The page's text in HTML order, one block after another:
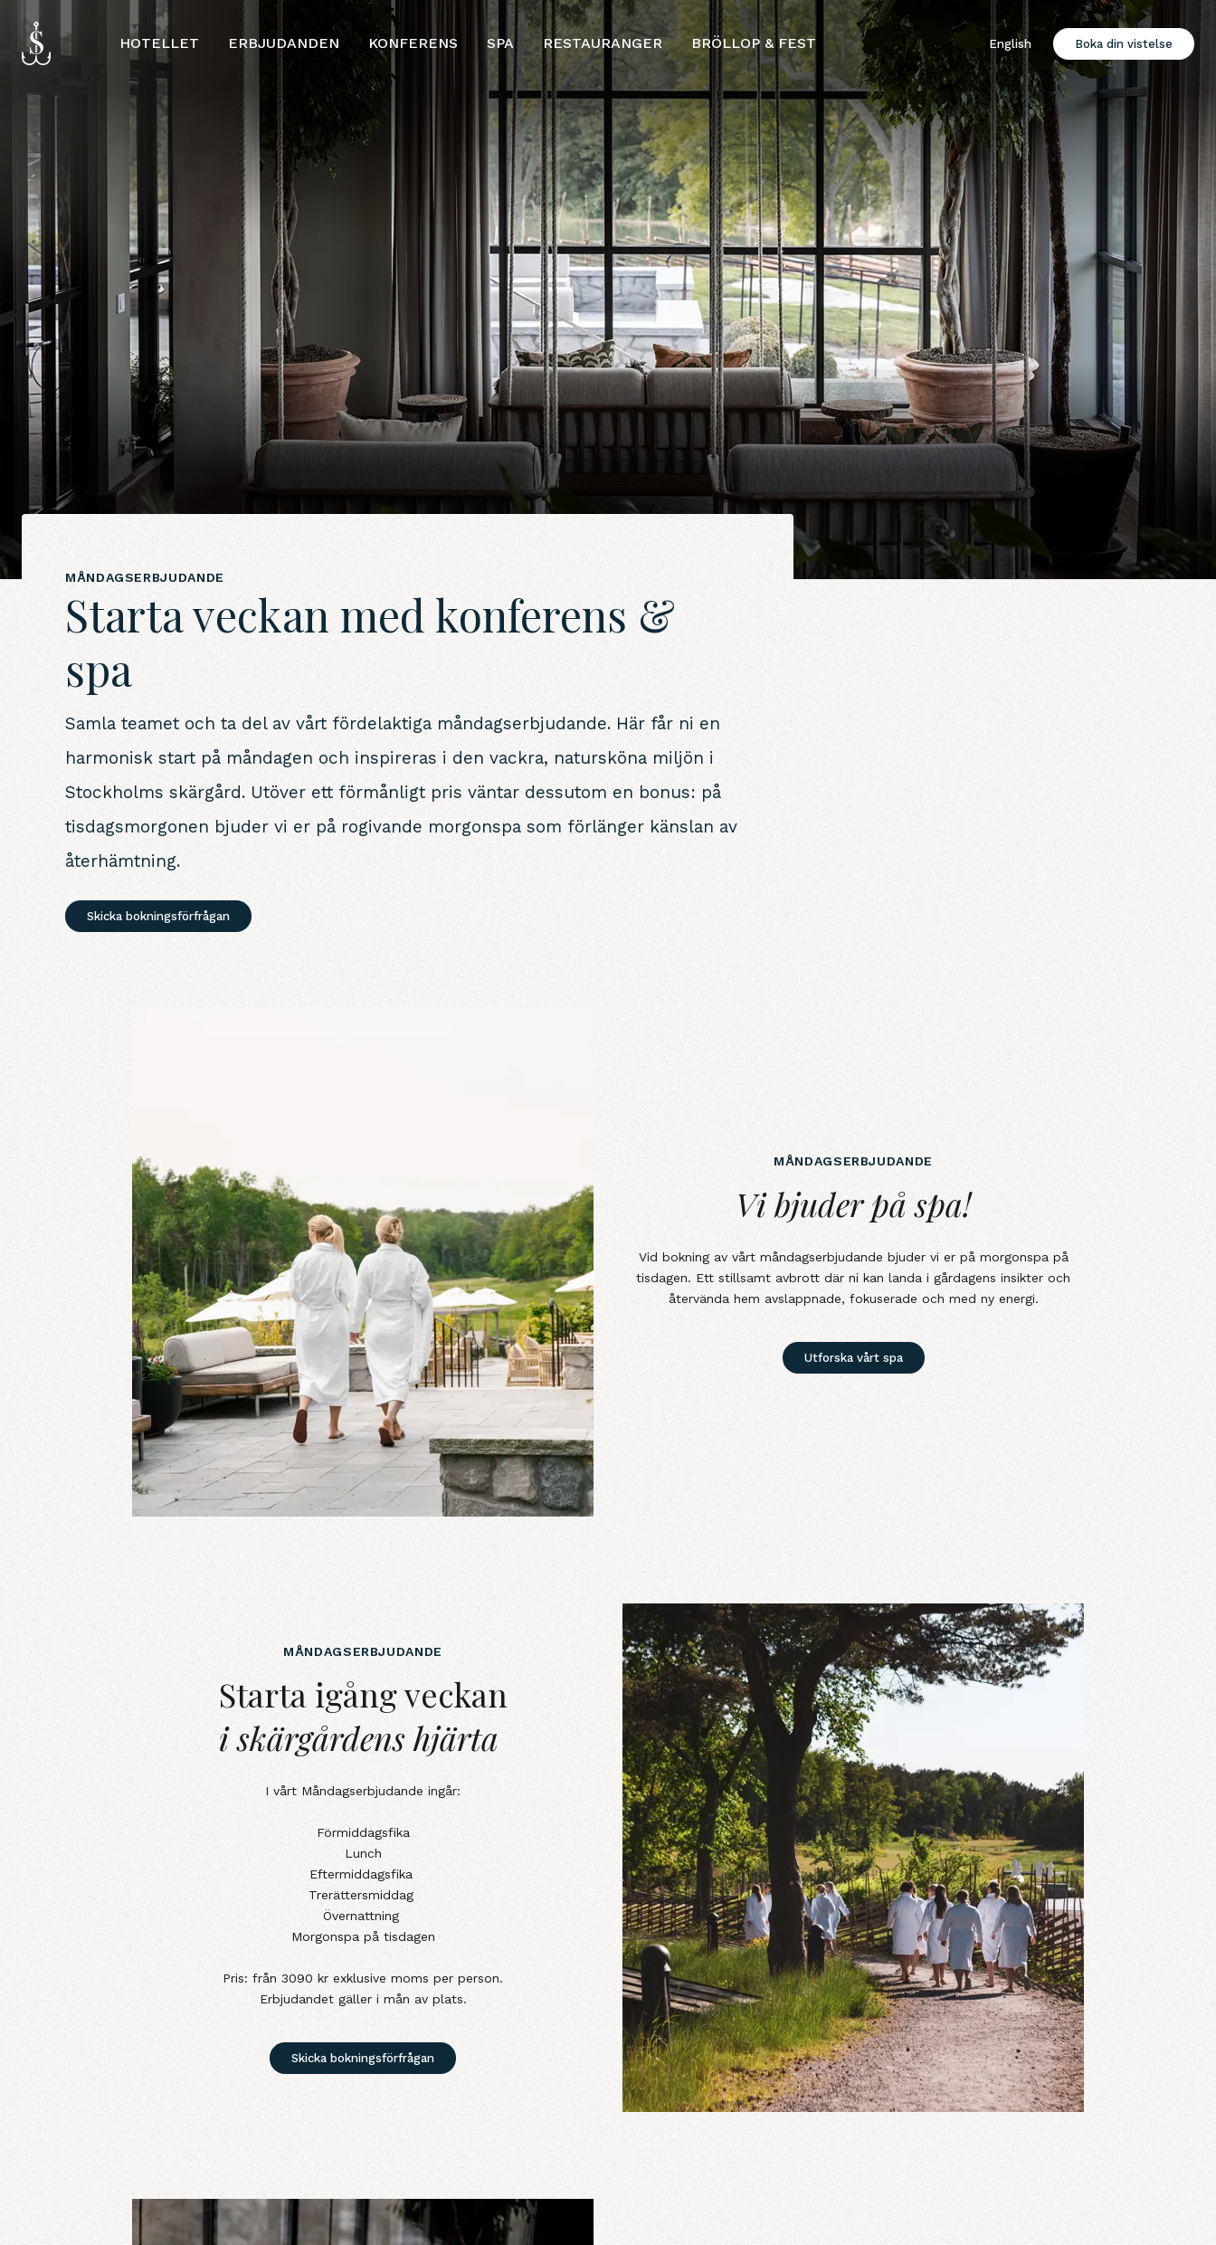
HOTELLET ERBJUDANDEN KONFERENS SPA RESTAURANGER BRÖLLOP & FEST English Boka din vistelse
MÅNDAGSERBJUDANDE
Starta veckan med konferens &
spa
Samla teamet och ta del av vårt fördelaktiga måndagserbjudande. Här får ni en
harmonisk start på måndagen och inspireras i den vackra, natursköna miljön i
Stockholms skärgård. Utöver ett förmånligt pris väntar dessutom en bonus: på
tisdagsmorgonen bjuder vi er på rogivande morgonspa som förlänger känslan av
återhämtning.
Skicka bokningsförfrågan
MÅNDAGSERBJUDANDE
Vi bjuder på spa!Vi bjuder på spa!
Vid bokning av vårt måndagserbjudande bjuder vi er på morgonspa på
tisdagen. Ett stillsamt avbrott där ni kan landa i gårdagens insikter och
återvända hem avslappnade, fokuserade och med ny energi.
Utforska vårt spa
MÅNDAGSERBJUDANDE
Starta igång veckani skärgårdens hjärta&nbsp;
Starta igång veckan
i skärgårdens hjärta
I vårt Måndagserbjudande ingår:
Förmiddagsfika
Lunch
Eftermiddagsfika
Trerättersmiddag
Övernattning
Morgonspa på tisdagen
Pris: från 3090 kr exklusive moms per person.
Erbjudandet gäller i mån av plats.
Skicka bokningsförfrågan